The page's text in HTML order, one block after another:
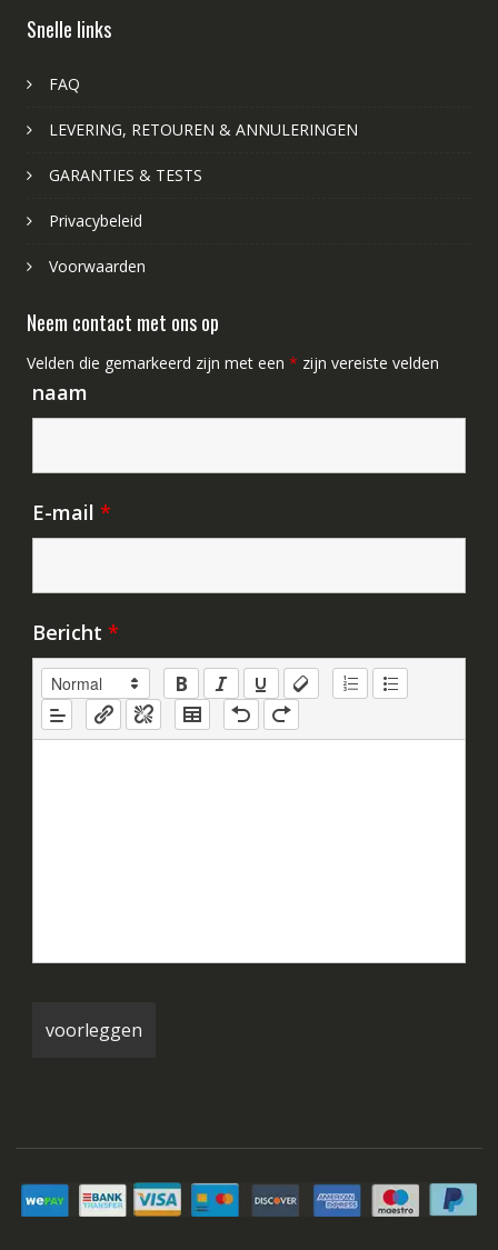
Snelle links
FAQ
LEVERING, RETOUREN & ANNULERINGEN
GARANTIES & TESTS
Privacybeleid
Voorwaarden
Neem contact met ons op
Velden die gemarkeerd zijn met een * zijn vereiste velden
naam
E-mail *
Bericht *